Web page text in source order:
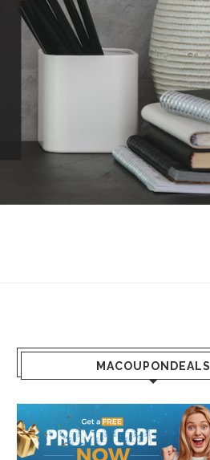
MACOUPONDEALS